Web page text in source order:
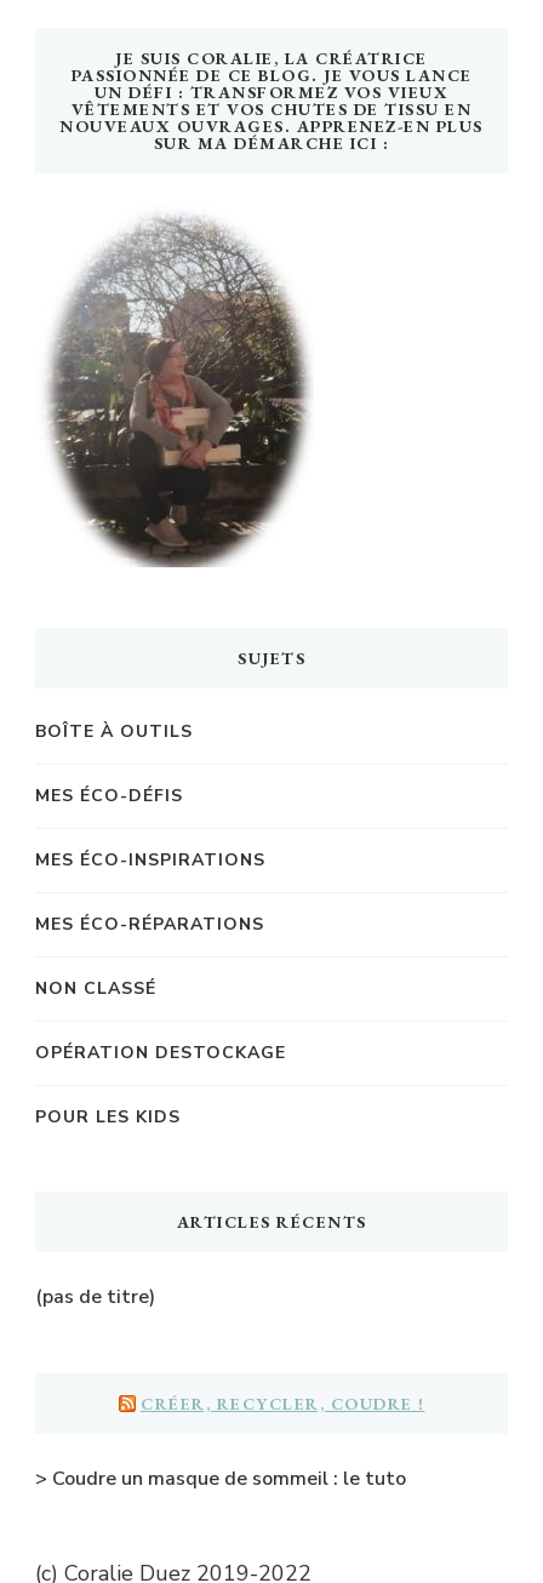
JE SUIS CORALIE, LA CRÉATRICE
PASSIONNÉE DE CE BLOG. JE VOUS LANCE
UN DÉFI : TRANSFORMEZ VOS VIEUX
VÊTEMENTS ET VOS CHUTES DE TISSU EN
NOUVEAUX OUVRAGES. APPRENEZ-EN PLUS
SUR MA DÉMARCHE ICI :
SUJETS
BOÎTE À OUTILS
MES ÉCO-DÉFIS
MES ÉCO-INSPIRATIONS
MES ÉCO-RÉPARATIONS
NON CLASSÉ
OPÉRATION DESTOCKAGE
POUR LES KIDS
ARTICLES RÉCENTS
(pas de titre)
CRÉER, RECYCLER, COUDRE !
> Coudre un masque de sommeil : le tuto
(c) Coralie Duez 2019-2022